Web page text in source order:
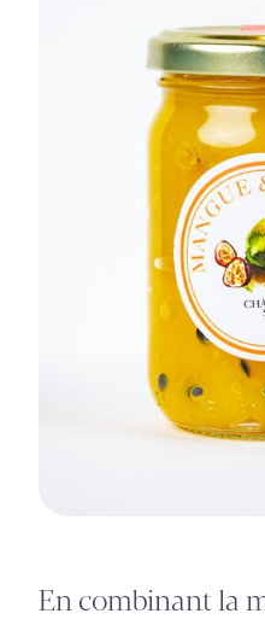
En combinant la